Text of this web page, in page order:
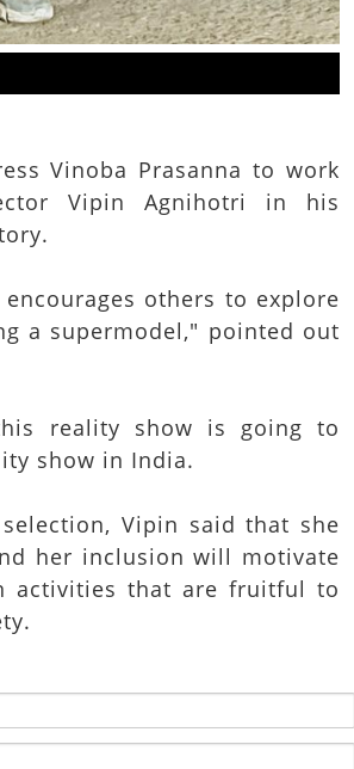
Vinoba Prasanna to work
Vipin Agnihotri in his
others to explore
a supermodel," pointed out
reality show is going to
show in India.
Vipin said that she
her inclusion will motivate
activities that are fruitful to